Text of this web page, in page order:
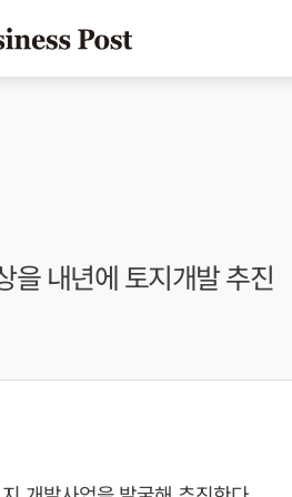
을 내년에 토지개발 추진